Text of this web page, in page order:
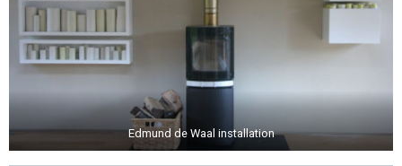
Edmund de Waal installation